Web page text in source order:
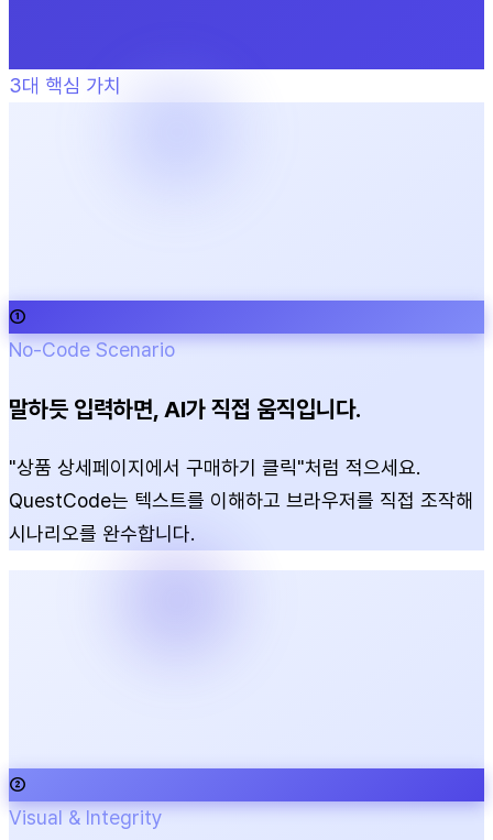
3대 핵심 가치
①
No-Code Scenario
말하듯 입력하면, AI가 직접 움직입니다.
"상품 상세페이지에서 구매하기 클릭"처럼 적으세요.
QuestCode는 텍스트를 이해하고 브라우저를 직접 조작해
시나리오를 완수합니다.
②
Visual & Integrity